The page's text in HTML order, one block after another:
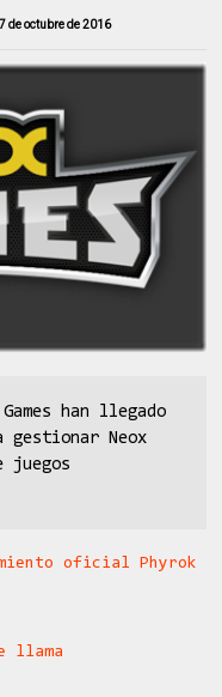
de octubre de 2016
han llegado
gestionar Neox
juegos
oficial Phyrok
llama